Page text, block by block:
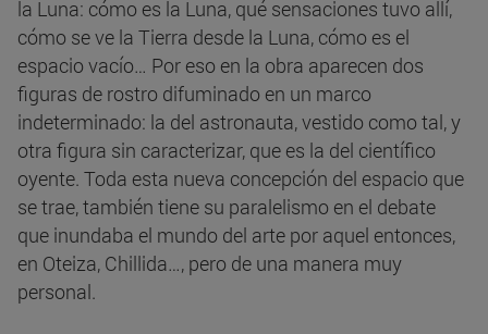
la Luna: cómo es la Luna, qué sensaciones tuvo allí,
cómo se ve la Tierra desde la Luna, cómo es el
espacio vacío… Por eso en la obra aparecen dos
figuras de rostro difuminado en un marco
indeterminado: la del astronauta, vestido como tal, y
otra figura sin caracterizar, que es la del científico
oyente. Toda esta nueva concepción del espacio que
se trae, también tiene su paralelismo en el debate
que inundaba el mundo del arte por aquel entonces,
en Oteiza, Chillida…, pero de una manera muy
personal.